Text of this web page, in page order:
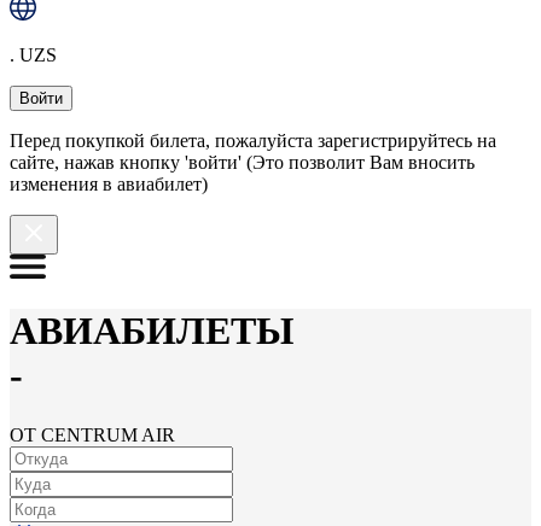
. UZS
Войти
Перед покупкой билета, пожалуйста зарегистрируйтесь на
сайте, нажав кнопку 'войти' (Это позволит Вам вносить
изменения в авиабилет)
АВИАБИЛЕТЫ
-
ОТ CENTRUM AIR